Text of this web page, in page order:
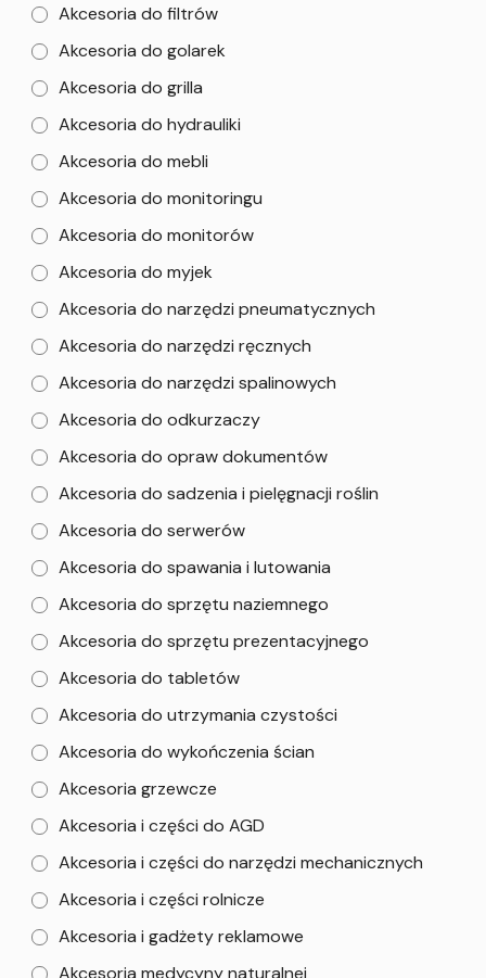
Akcesoria do filtrów
Akcesoria do golarek
Akcesoria do grilla
Akcesoria do hydrauliki
Akcesoria do mebli
Akcesoria do monitoringu
Akcesoria do monitorów
Akcesoria do myjek
Akcesoria do narzędzi pneumatycznych
Akcesoria do narzędzi ręcznych
Akcesoria do narzędzi spalinowych
Akcesoria do odkurzaczy
Akcesoria do opraw dokumentów
Akcesoria do sadzenia i pielęgnacji roślin
Akcesoria do serwerów
Akcesoria do spawania i lutowania
Akcesoria do sprzętu naziemnego
Akcesoria do sprzętu prezentacyjnego
Akcesoria do tabletów
Akcesoria do utrzymania czystości
Akcesoria do wykończenia ścian
Akcesoria grzewcze
Akcesoria i części do AGD
Akcesoria i części do narzędzi mechanicznych
Akcesoria i części rolnicze
Akcesoria i gadżety reklamowe
Akcesoria medycyny naturalnej